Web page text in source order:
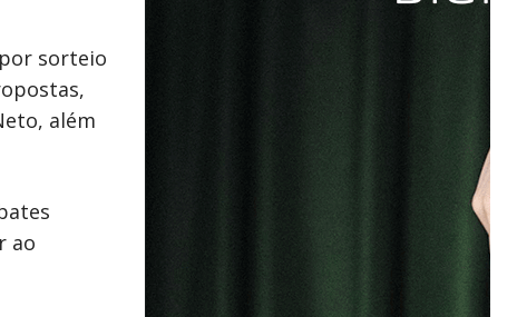
sorteio
além
ao